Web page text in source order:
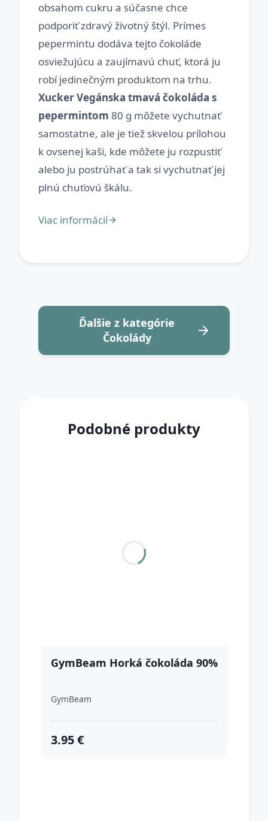
obsahom cukru a súčasne chce
podporiť zdravý životný štýl. Prímes
pepermintu dodáva tejto čokoláde
osviežujúcu a zaujímavú chuť, ktorá ju
robí jedinečným produktom na trhu.
Xucker Vegánska tmavá čokoláda s
pepermintom 80 g môžete vychutnať
samostatne, ale je tiež skvelou prílohou
k ovsenej kaši, kde môžete ju rozpustiť
alebo ju postrúhať a tak si vychutnať jej
Ďalšie z kategórie
Čokolády
Podobné produkty
GymBeam Horká čokoláda 90%
GymBeam
3.95 €